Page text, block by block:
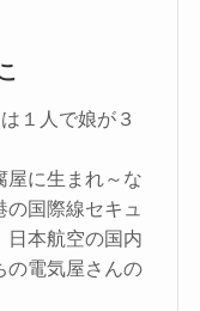
１人で娘が３
屋に生まれ～な
国際線セキュ
日本航空の国内
の電気屋さんの